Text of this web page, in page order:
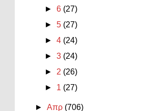
►6 (27)
►5 (27)
►4 (24)
►3 (24)
► 2 (26)
► 1 (27)
►Απρ (706)